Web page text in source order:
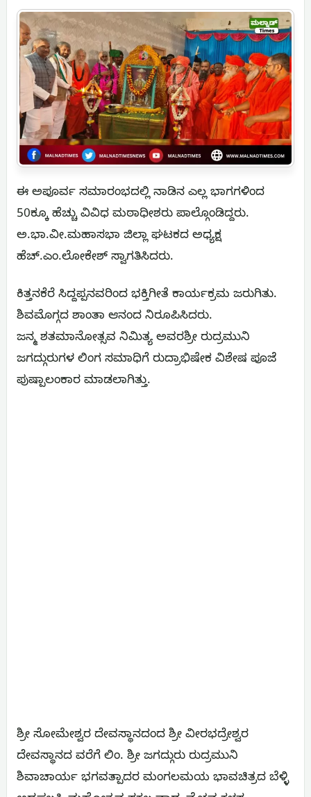
ಈ ಅಪೂರ್ವ ಸಮಾರಂಭದಲ್ಲಿ ನಾಡಿನ ಎಲ್ಲ ಭಾಗಗಳಿಂದ
50ಕ್ಕೂ ಹೆಚ್ಚು ವಿವಿಧ ಮಠಾಧೀಶರು ಪಾಲ್ಗೊಂಡಿದ್ದರು.
ಅ.ಭಾ.ವೀ.ಮಹಾಸಭಾ ಜಿಲ್ಲಾ ಘಟಕದ ಅಧ್ಯಕ್ಷ
ಹೆಚ್.ಎಂ.ಲೋಕೇಶ್ ಸ್ವಾಗತಿಸಿದರು.
ಕಿತ್ತನಕೆರೆ ಸಿದ್ದಪ್ಪನವರಿಂದ ಭಕ್ತಿಗೀತೆ ಕಾರ್ಯಕ್ರಮ ಜರುಗಿತು.
ಶಿವಮೊಗ್ಗದ ಶಾಂತಾ ಆನಂದ ನಿರೂಪಿಸಿದರು.
ಜನ್ಮ ಶತಮಾನೋತ್ಸವ ನಿಮಿತ್ಯ ಅವರಶ್ರೀ ರುದ್ರಮುನಿ
ಜಗದ್ಗುರುಗಳ ಲಿಂಗ ಸಮಾಧಿಗೆ ರುದ್ರಾಭಿಷೇಕ ವಿಶೇಷ ಪೂಜೆ
ಪುಷ್ಪಾಲಂಕಾರ ಮಾಡಲಾಗಿತ್ತು.
ಶ್ರೀ ಸೋಮೇಶ್ವರ ದೇವಸ್ಥಾನದಂದ ಶ್ರೀ ವೀರಭದ್ರೇಶ್ವರ
ದೇವಸ್ಥಾನದ ವರೆಗೆ ಲಿಂ. ಶ್ರೀ ಜಗದ್ಗುರು ರುದ್ರಮುನಿ
ಶಿವಾಚಾರ್ಯ ಭಗವತ್ಪಾದರ ಮಂಗಲಮಯ ಭಾವಚಿತ್ರದ ಬೆಳ್ಳಿ